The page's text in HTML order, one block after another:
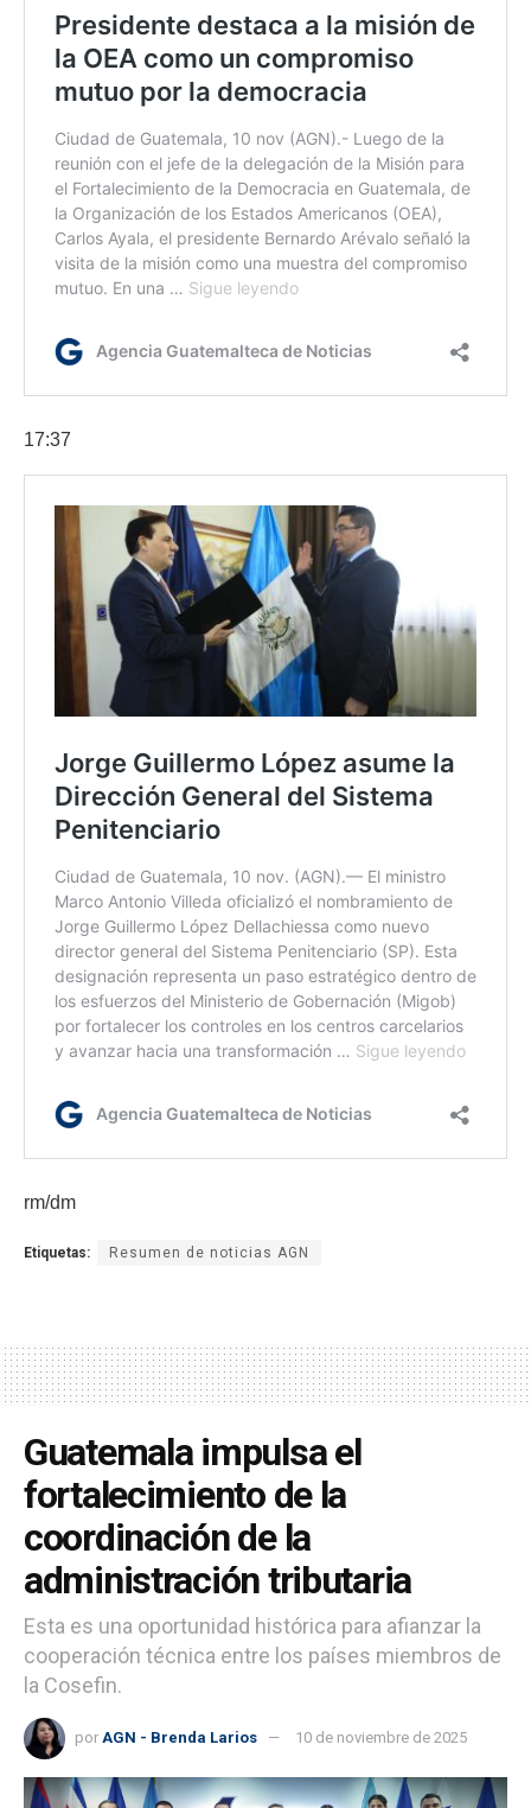
17:37
rm/dm
Etiquetas: Resumen de noticias AGN
Guatemala impulsa el
fortalecimiento de la
coordinación de la
administración tributaria
Esta es una oportunidad histórica para afianzar la
cooperación técnica entre los países miembros de
la Cosefin.
por AGN - Brenda Larios 10 de noviembre de 2025